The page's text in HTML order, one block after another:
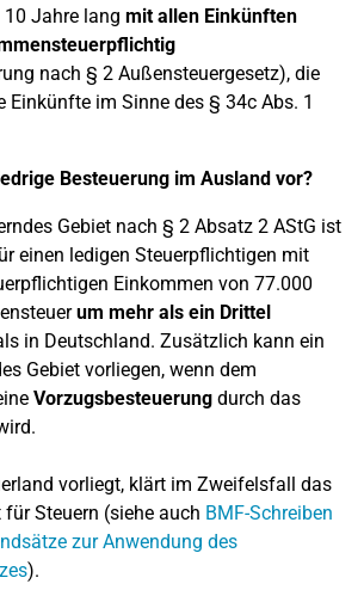
Jahre lang mit allen Einkünften
nach § 2 Außensteuergesetz), die
Einkünfte im Sinne des § 34c Abs. 1
Besteuerung im Ausland vor?
Gebiet nach § 2 Absatz 2 AStG ist
einen ledigen Steuerpflichtigen mit
Einkommen von 77.000
um mehr als ein Drittel
in Deutschland. Zusätzlich kann ein
Gebiet vorliegen, wenn dem
Vorzugsbesteuerung durch das
vorliegt, klärt im Zweifelsfall das
Steuern (siehe auch BMF-Schreiben
zur Anwendung des
).